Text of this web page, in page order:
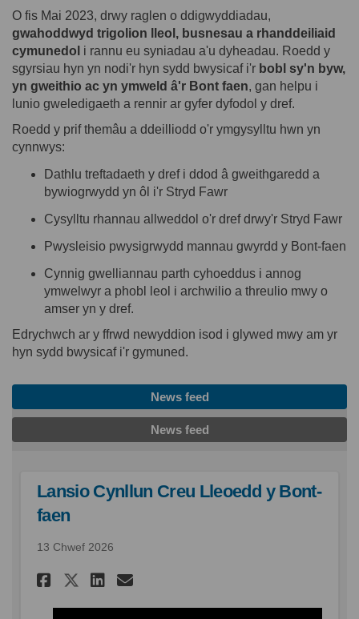
O fis Mai 2023, drwy raglen o ddigwyddiadau,
gwahoddwyd trigolion lleol , busnesau a rhanddeiliaid
cymunedol i rannu eu syniadau a'u dyheadau. Roedd y
sgyrsiau hyn yn nodi'r hyn sydd bwysicaf i'r bobl sy'n byw,
yn gweithio ac yn ymweld â'r Bont faen, gan helpu i
lunio gweledigaeth a rennir ar gyfer dyfodol y dref.
Roedd y prif themâu a ddeilliodd o'r ymgysylltu hwn yn
cynnwys:
Dathlu treftadaeth y dref i ddod â gweithgaredd a
bywiogrwydd yn ôl i'r Stryd Fawr
Cysylltu rhannau allweddol o'r dref drwy'r Stryd Fawr
Pwysleisio pwysigrwydd mannau gwyrdd y Bont-faen
Cynnig gwelliannau parth cyhoeddus i annog
ymwelwyr a phobl leol i archwilio a threulio mwy o
amser yn y dref.
Edrychwch ar y ffrwd newyddion isod i glywed mwy am yr
hyn sydd bwysicaf i'r gymuned.
News feed
News feed
Lansio Cynllun Creu Lleoedd y Bont-
faen
13 Chwef 2026
Rhannu Lansio Cynllun Creu
Rhannu Lansio Cynllun
Rhannu Lansio Cynllun
E-bost Lansio Cynllun